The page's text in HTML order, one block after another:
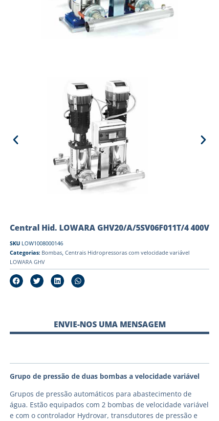
Central Hid. LOWARA GHV20/A/5SV06F011T/4 400V
SKU LOW1008000146
Categorias: Bombas, Centrais Hidropressoras com velocidade variável
LOWARA GHV
ENVIE-NOS UMA MENSAGEM
Grupo de pressão de duas bombas a velocidade variável
Grupos de pressão automáticos para abastecimento de
água. Estão equipados com 2 bombas de velocidade variável
e com o controlador Hydrovar, transdutores de pressão e